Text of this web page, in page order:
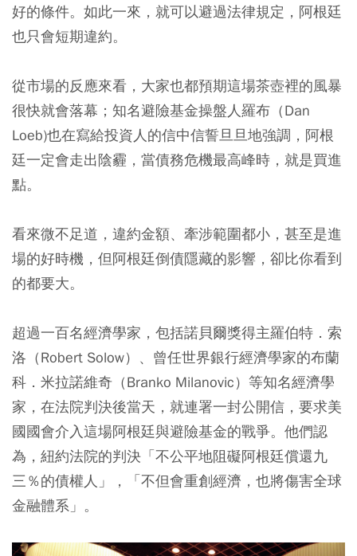
好的條件。如此一來，就可以避過法律規定，阿根廷
也只會短期違約。
從市場的反應來看，大家也都預期這場茶壺裡的風暴
很快就會落幕；知名避險基金操盤人羅布（Dan
Loeb)也在寫給投資人的信中信誓旦旦地強調，阿根
廷一定會走出陰霾，當債務危機最高峰時，就是買進
點。
看來微不足道，違約金額、牽涉範圍都小，甚至是進
場的好時機，但阿根廷倒債隱藏的影響，卻比你看到
的都要大。
超過一百名經濟學家，包括諾貝爾獎得主羅伯特．索
洛（Robert Solow）、曾任世界銀行經濟學家的布蘭
科．米拉諾維奇（Branko Milanovic）等知名經濟學
家，在法院判決後當天，就連署一封公開信，要求美
國國會介入這場阿根廷與避險基金的戰爭。他們認
為，紐約法院的判決「不公平地阻礙阿根廷償還九
三％的債權人」，「不但會重創經濟，也將傷害全球
金融體系」。